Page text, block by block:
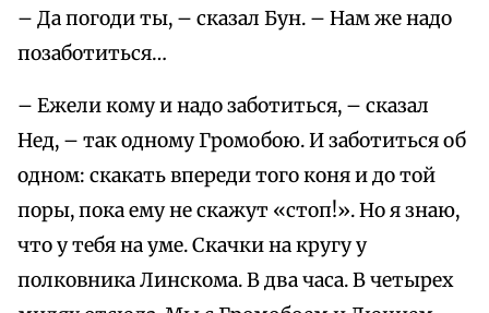
– Да погоди ты, – сказал Бун. – Нам же надо
позаботиться…
– Ежели кому и надо заботиться, – сказал
Нед, – так одному Громобою. И заботиться об
одном: скакать впереди того коня и до той
поры, пока ему не скажут «стоп!». Но я знаю,
что у тебя на уме. Скачки на кругу у
полковника Линскома. В два часа. В четырех